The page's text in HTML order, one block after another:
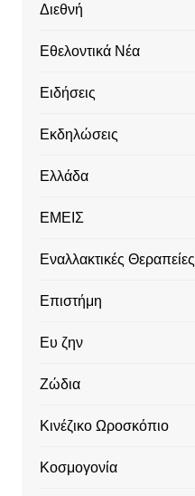
Διεθνή
Εθελοντικά Νέα
Ειδήσεις
Εκδηλώσεις
Ελλάδα
ΕΜΕΙΣ
Εναλλακτικές Θεραπείες
Επιστήμη
Ευ ζην
Ζώδια
Κινέζικο Ωροσκόπιο
Κοσμογονία